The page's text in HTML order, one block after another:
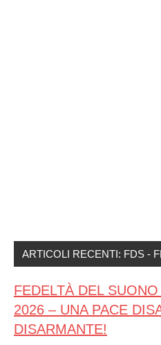
ARTICOLI RECENTI: FDS -
FEDELTÀ DEL
2026 – UNA PACE
DISARMANTE!